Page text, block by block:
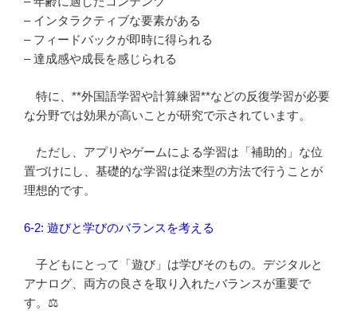
– インタラクティブな要素がある
– フィードバックが即時に得られる
– 達成感や成長を感じられる
特に、**外国語学習や計算練習**などの反復学習が必要
な分野では効果が高いことが研究で示されています。
ただし、アプリやゲームによる学習は「補助的」な位
置づけにし、基礎的な学習は従来型の方法で行うことが
理想的です。
6-2: 遊びと学びのバランスを考える
子どもにとって「遊び」は学びそのもの。デジタルと
アナログ、両方の良さを取り入れたバランスが重要で
す。⚖️